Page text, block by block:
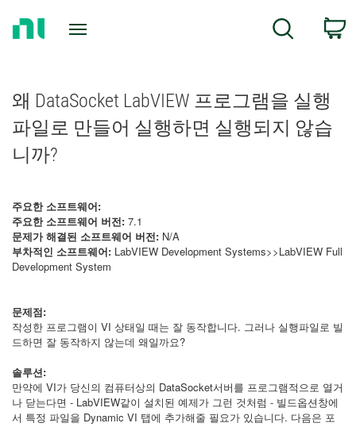
Search
왜 DataSocket LabVIEW 프로그램을 실행
파일로 만들어 실행하면 실행되지 않습
니까?
주요한 소프트웨어:
주요한 소프트웨어 버전: 7.1
문제가 해결된 소프트웨어 버전: N/A
부차적인 소프트웨어: LabVIEW Development Systems>>LabVIEW Full
Development System
문제점:
작성한 프로그램이 VI 상태일 때는 잘 동작합니다. 그러나 실행파일로 빌
드하면 잘 동작하지 않는데 왜일까요?
솔루션:
만약에 VI가 당신의 컴퓨터상의 DataSocket서버를 프로그램적으로 열거
나 닫는다면 - LabVIEW같이 설치된 예제가 그런 것처럼 - 빌드옵션창에
서 특정 파일을 Dynamic VI 탭에 추가해줄 필요가 있습니다. 다음은 포